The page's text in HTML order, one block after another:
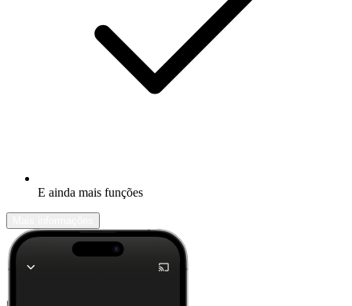
E ainda mais funções